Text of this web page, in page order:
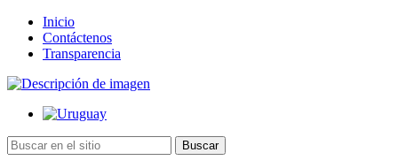
Inicio
Contáctenos
Transparencia